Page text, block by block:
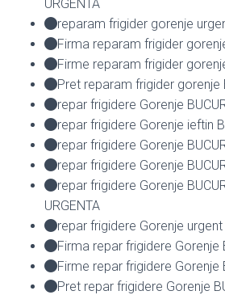
URGENTA
reparam frigider gorenje
Firma reparam frigider
Firme reparam frigider
Pret reparam frigider gorenje
repar frigidere Gorenje
repar frigidere Gorenje ieftin
repar frigidere Gorenje
repar frigidere Gorenje
repar frigidere Gorenje
URGENTA
repar frigidere Gorenje urgent
Firma repar frigidere Gorenje
Firme repar frigidere Gorenje
Pret repar frigidere Gorenje